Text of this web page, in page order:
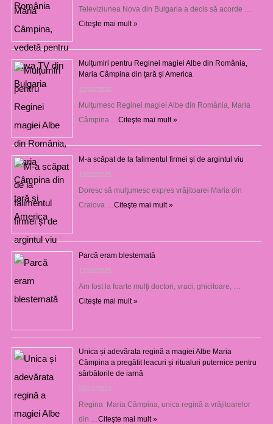
Televiziunea Nova din Bulgaria a decis să acorde …
Citeşte mai mult »
Mulțumiri pentru Reginei magiei Albe din România,
Maria Câmpina din țară și America
22/05/2025
Mulţumesc Reginei magiei Albe din România, Maria
Câmpina … Citeşte mai mult »
M-a scăpat de la falimentul firmei și de argintul viu
13/03/2025
Doresc să mulţumesc expres vrăjitoarei Maria din
Craiova … Citeşte mai mult »
Parcă eram blestemată
12/03/2025
Am fost la foarte mulţi doctori, vraci, ghicitoare, …
Citeşte mai mult »
Unica și adevărata regină a magiei Albe Maria
Câmpina a pregătit leacuri și ritualuri puternice pentru
sărbătorile de iarnă
26/12/2023
Regina Maria Câmpina, unica regină a vrăjitoarelor
din … Citeşte mai mult »